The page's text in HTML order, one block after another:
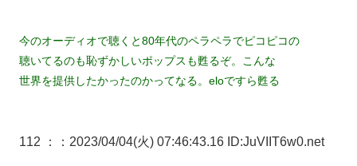
今のオーディオで聴くと80年代のペラペラでピコピコの
聴いてるのも恥ずかしいポップスも甦るぞ。こんな
世界を提供したかったのかってなる。eloですら甦る
112 ： ：2023/04/04(火) 07:46:43.16 ID:JuVIIT6w0.net